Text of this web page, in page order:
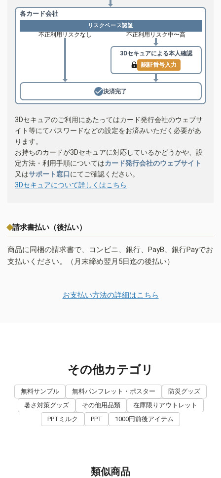
各カード会社
リスクベース認証
不正利用リスクなし 不正利用リスク中〜高
3Dセキュアによる本人確認
認証番号入力
決済完了
3Dセキュアのご利用にあたってはカード発行会社のウェブサ
イト等にてパスワードなどの設定をお済みいただく必要があ
ります。
お持ちのカードが3Dセキュアに対応しているかどうかや、設
定方法・利用手順についてはカード発行会社のウェブサイト
又はサポート窓口にてご確認ください。
3Dセキュアについて詳しくはこちら
請求書払い（後払い）
商品に同梱の請求書で、コンビニ、銀行、PayB、銀行Payでお
支払いください。（月末締め翌月5日迄の後払い）
お支払い方法の詳細はこちら
その他カテゴリ
無料サンプル 無料パンフレット・ポスター
防災グッズ
暑さ対策グッズ
その他用品類
在庫限りアウトレット
PPTミルク
PPT 1000円前後アイテム
類似商品